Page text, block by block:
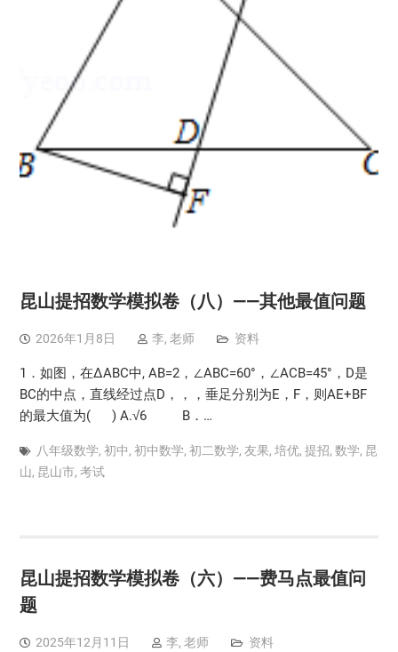
昆山提招数学模拟卷（八）——其他最值问题
2026年1月8日 李, 老师 资料
1．如图，在ΔABC中, AB=2，∠ABC=60°，∠ACB=45°，D是
BC的中点，直线经过点D，，，垂足分别为E，F，则AE+BF
的最大值为( ) A.√6 B．…
八年级数学, 初中, 初中数学, 初二数学, 友果, 培优, 提招, 数学, 昆
山, 昆山市, 考试
昆山提招数学模拟卷（六）——费马点最值问
题
2025年12月11日 李, 老师 资料